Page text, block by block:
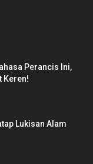
Perancis Ini,
Keren!
Lukisan Alam